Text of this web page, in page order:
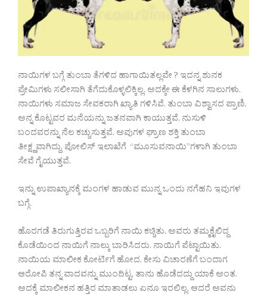
ನಾಯಿಗಳ ಬಗ್ಗೆ ತುಂಬಾ ತೆಗಳಿದ ಹಾಗಾಯಿತಲ್ಲವೇ ? ಇದನ್ನ ಶುನಕ
ಪ್ರೇಮಿಗಳು ಸಲೀಸಾಗಿ ತೆಗೆದುಕೊಳ್ಳಲಿಕ್ಕಿಲ್ಲ. ಅದಕ್ಕೇ ಈ ಕೆಳಗಿನ ಸಾಲುಗಳು.
ನಾಯಿಗಳು ಸಮಾಜ ಸೇವಕರಾಗಿ ಖ್ಯಾತಿ ಗಳಿಸಿವೆ. ತುಂಬಾ ವಿಶ್ವಾಸದ ಪ್ರಾಣಿ.
ಅನ್ನ ಕೊಟ್ಟವರ ಮನೆಯನ್ನು ಜತನವಾಗಿ ಕಾಯುತ್ತವೆ. ನುಸುಳಿ
ಬಂದವರನ್ನು ನೆಲ ಕಚ್ಚುಸುತ್ತವೆ. ಅವುಗಳ ಘ್ರಾಣ ಶಕ್ತಿ ತುಂಬಾ
ತೀಕ್ಷ್ಣವಾಗಿದ್ದು, ಪೋಲಿಸ್ ಇಲಾಖೆಗೆ “ಮೂಸುವನಾಯಿ”ಗಳಾಗಿ ತುಂಬಾ
ಸೇವೆ ಗೈಯುತ್ತವೆ.
ಇನ್ನು ಉಪಾಖ್ಯಾನಕ್ಕೆ ಮಂಗಳ ಹಾಡುವ ಮುನ್ನ ಒಂದು ನಗೆಹನಿ ಇವುಗಳ
ಬಗ್ಗೆ.
ಹೊರಗಡೆ ತಿರುಗುತ್ತಿರವ ಒಬ್ಬರಿಗೆ ನಾಯಿ ಕಚ್ಚಿತು. ಅವರು ತಮ್ಮಕೈಲಿದ್ದ
ಕೊಡೆಯಿಂದ ನಾಯಿಗೆ ನಾಲ್ಕು ಬಾರಿಸಿದರು. ನಾಯಿಗೆ ಪೆಟ್ಟಾಯಿತು.
ನಾಯಿಯ ಮಾಲೀಕ ಕೋರ್ಟಿಗೆ ಹೋದ. ಕೇಸು ವಿಚಾರಣೆಗೆ ಬಂದಾಗ
ಆರೋಪಿ ತನ್ನ ವಾದವನ್ನು ಮುಂದಿಟ್ಟ, ತಾನು ಹೊಡೆದದ್ದು ಯಾಕೆ ಅಂತ.
ಅದಕ್ಕೆ ಮಾಲೀಕನ ಹತ್ತಿರ ಮಾತಾಡಲು ಏನೂ ಇರಲಿಲ್ಲ. ಆದರೆ ಅವನು